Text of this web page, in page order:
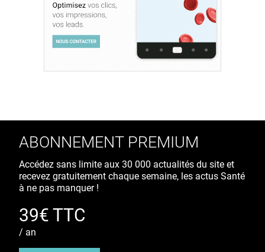
ABONNEMENT PREMIUM
Accédez sans limite aux 30 000 actualités du site et
recevez gratuitement chaque semaine, les actus Santé
à ne pas manquer !
39€ TTC
/ an